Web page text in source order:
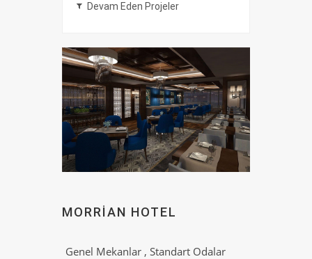
Devam Eden Projeler
MORRIAN HOTEL
Genel Mekanlar , Standart Odalar